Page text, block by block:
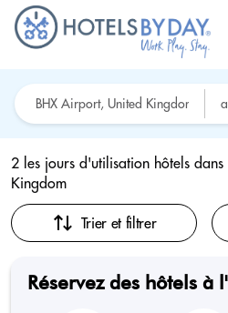
2 les jours d'utilisation hôtels dans
Kingdom
Trier et filtrer
Réservez des hôtels à